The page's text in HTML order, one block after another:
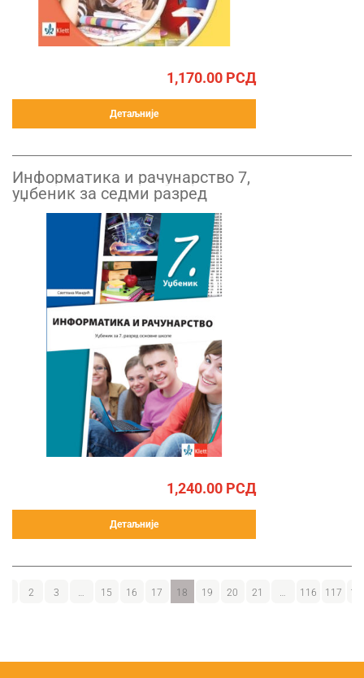
1,170.00 РСД
Детаљније
Информатика и рачунарство 7,
уџбеник за седми разред
1,240.00 РСД
Детаљније
2 3 15 16 17 18 19 20 21 116 117